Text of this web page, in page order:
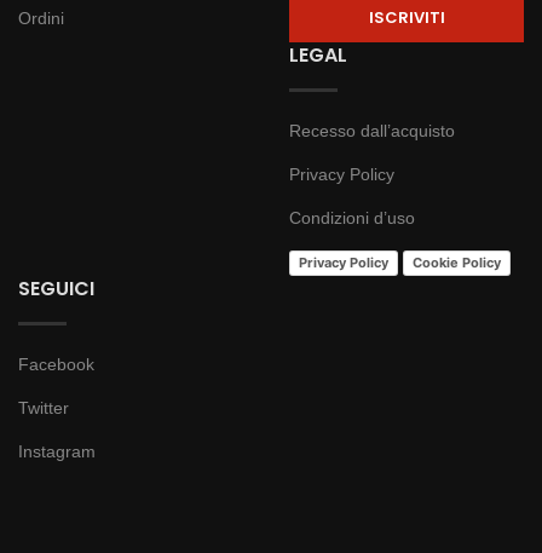
Ordini
LEGAL
Recesso dall’acquisto
Privacy Policy
Condizioni d’uso
Privacy Policy Cookie Policy
SEGUICI
Facebook
Twitter
Instagram